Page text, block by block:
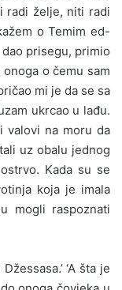
radi želje, niti radi
o Temim ed-
prisegu, primio
o čemu sam
mi je da se sa
ukrcao u lađu.
valovi na moru da
uz obalu jednog
Kada su se
koja je imala
mogli raspoznati
‘A šta je